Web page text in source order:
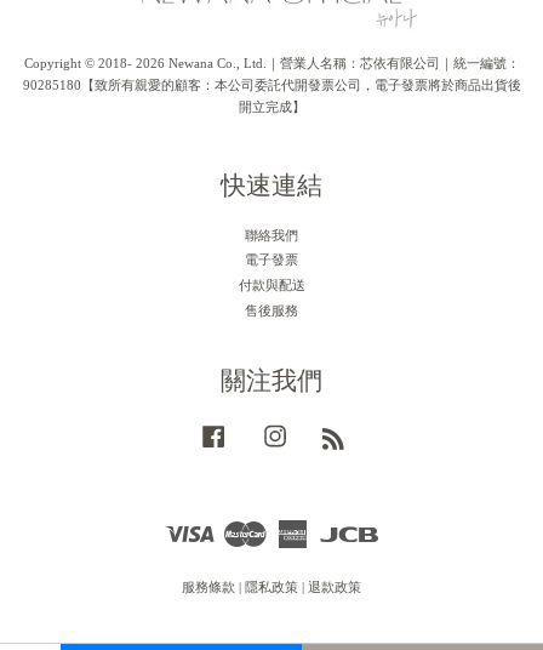
Copyright © 2018- 2026 Newana Co., Ltd.｜營業人名稱：芯依有限公司｜統一編號：
90285180【致所有親愛的顧客：本公司委託代開發票公司，電子發票將於商品出貨後
開立完成】
快速連結
聯絡我們
電子發票
付款與配送
售後服務
關注我們
Facebook Instagram
Visa
American
服務條款 | 隱私政策 | 退款政策